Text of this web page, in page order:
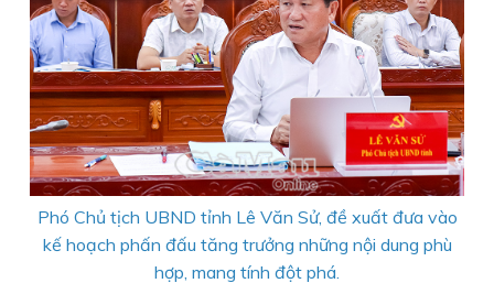
Phó Chủ tịch UBND tỉnh Lê Văn Sử, đề xuất đưa vào
kế hoạch phấn đấu tăng trưởng những nội dung phù
hợp, mang tính đột phá.